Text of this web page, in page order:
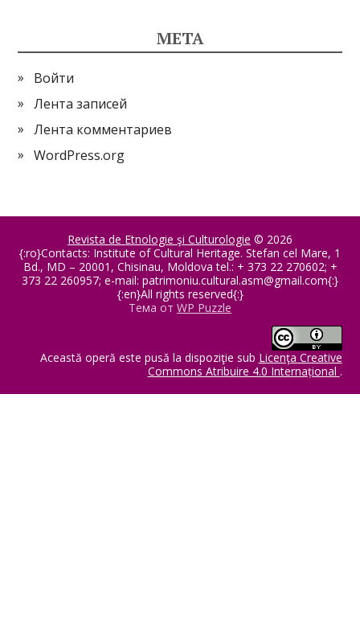
МЕТА
Войти
Лента записей
Лента комментариев
WordPress.org
Revista de Etnologie şi Culturologie © 2026
{:ro}Contacts: Institute of Cultural Heritage. Stefan cel Mare, 1
Bd., MD – 20001, Chisinau, Moldova tel.: + 373 22 270602; +
373 22 260957; e-mail: patrimoniu.cultural.asm@gmail.com{:}
{:en}All rights reserved{:}
Тема от WP Puzzle
Această operă este pusă la dispoziţie sub Licenţa Creative
Commons Atribuire 4.0 Internațional .